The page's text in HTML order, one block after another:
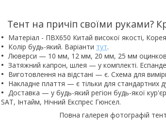
Тент на причіп своїми руками?
Матеріал - ПВХ650 Китай високої якості, Корея
Колір будь-який. Варіанти тут.
Люверси — 10 мм, 12 мм, 20 мм, 25 мм
Затяжний капрон, шлея — у комплекті.
Виготовлення на відстані — є. Схема для
Накладне плаття — є тільки для стандартних
Доставка — у будь-який регіон будь-якої
SAT, Інтайм, Нічний Експрес Гюнсел.
Повна галерея фотографій